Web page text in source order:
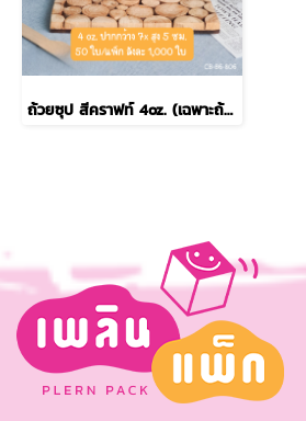
ถ้วยซุป สีคราฟท์ 4oz. (เฉพาะถ้วย)